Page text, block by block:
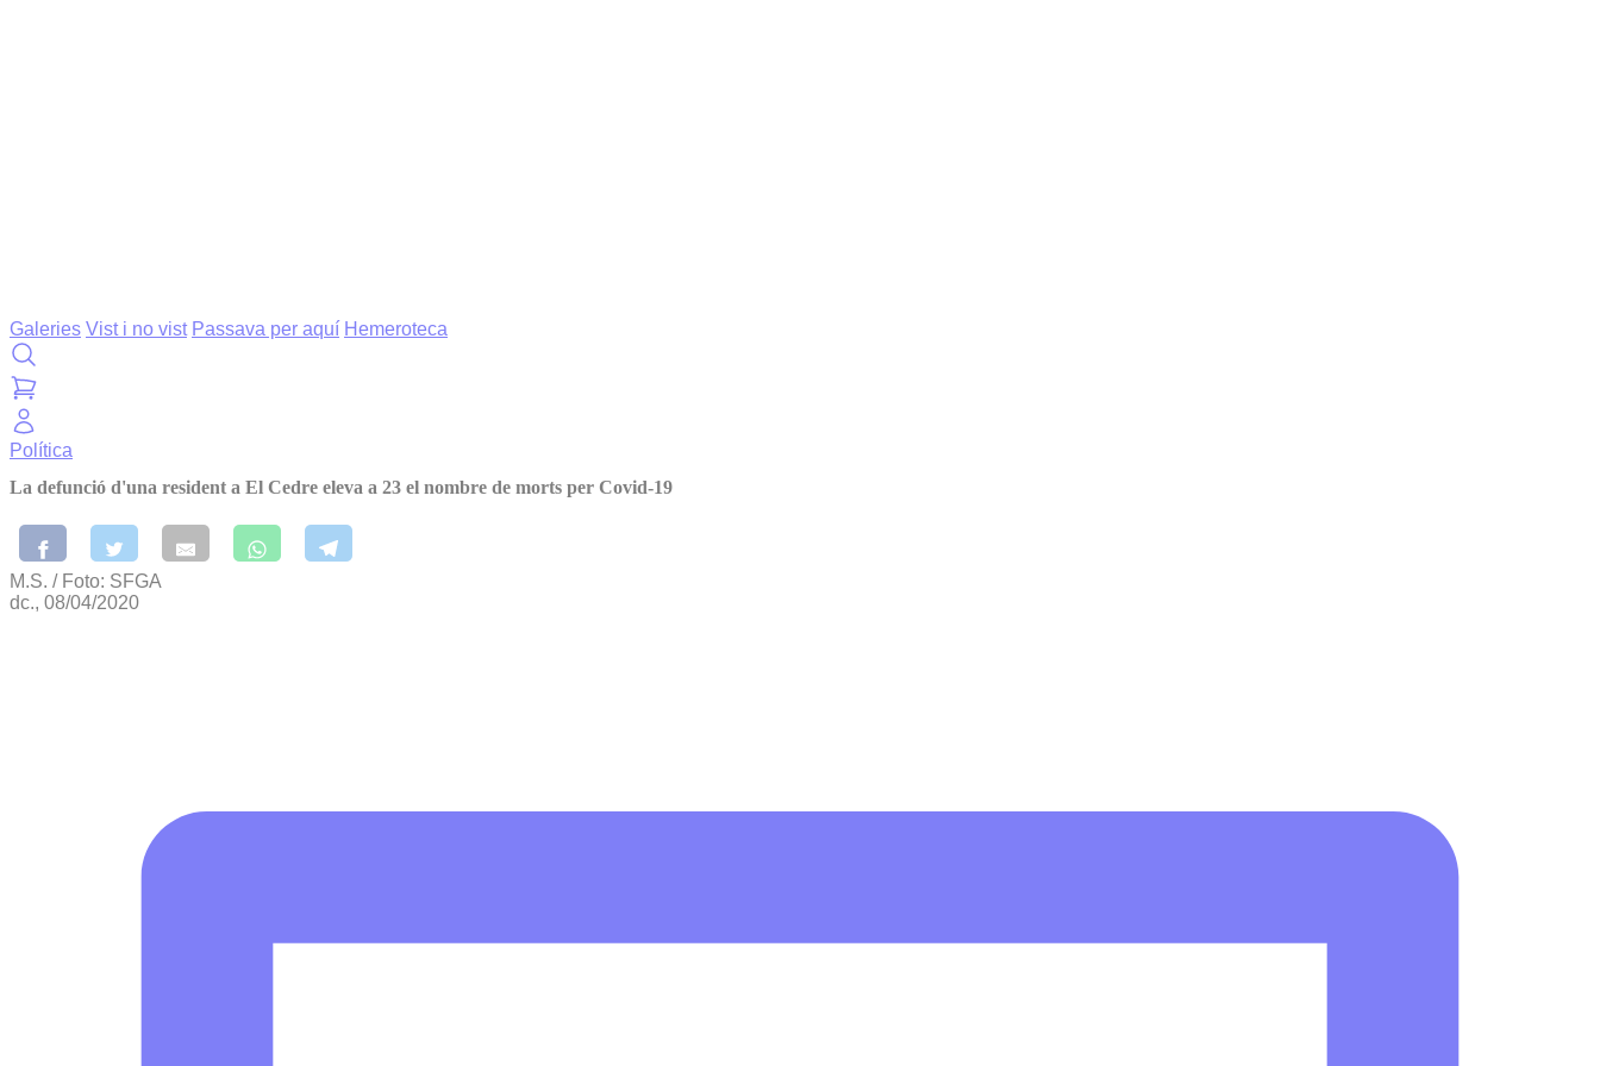
Galeries Vist i no vist Passava per aquí Hemeroteca
Política
La defunció d'una resident a El Cedre eleva a 23 el nombre de morts per Covid-19
M.S. / Foto: SFGA
dc., 08/04/2020